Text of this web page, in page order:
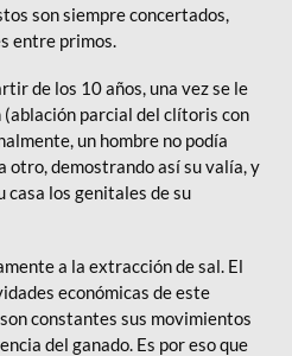
son siempre concertados,
entre primos.
de los 10 años, una vez se le
parcial del clítoris con
un hombre no podía
otro, demostrando así su valía, y
casa los genitales de su
a la extracción de sal. El
económicas de este
constantes sus movimientos
del ganado. Es por eso que